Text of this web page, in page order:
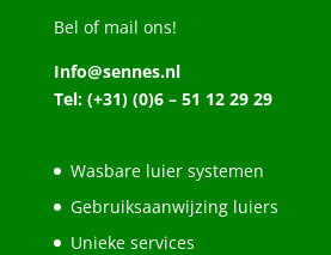
Bel of mail ons!
Info@sennes.nl
Tel: (+31) (0)6 – 51 12 29 29
Wasbare luier systemen
Gebruiksaanwijzing luiers
Unieke services